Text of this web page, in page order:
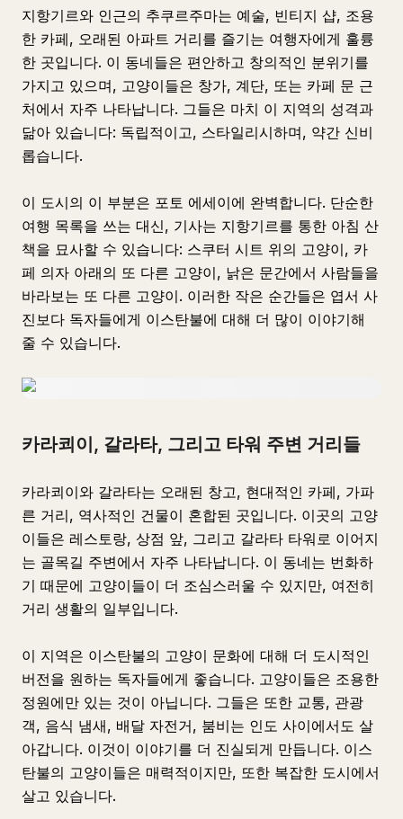
지항기르와 인근의 추쿠르주마는 예술, 빈티지 샵, 조용
한 카페, 오래된 아파트 거리를 즐기는 여행자에게 훌륭
한 곳입니다. 이 동네들은 편안하고 창의적인 분위기를
가지고 있으며, 고양이들은 창가, 계단, 또는 카페 문 근
처에서 자주 나타납니다. 그들은 마치 이 지역의 성격과
닮아 있습니다: 독립적이고, 스타일리시하며, 약간 신비
롭습니다.
이 도시의 이 부분은 포토 에세이에 완벽합니다. 단순한
여행 목록을 쓰는 대신, 기사는 지항기르를 통한 아침 산
책을 묘사할 수 있습니다: 스쿠터 시트 위의 고양이, 카
페 의자 아래의 또 다른 고양이, 낡은 문간에서 사람들을
바라보는 또 다른 고양이. 이러한 작은 순간들은 엽서 사
진보다 독자들에게 이스탄불에 대해 더 많이 이야기해
줄 수 있습니다.
카라쾨이, 갈라타, 그리고 타워 주변 거리들
카라쾨이와 갈라타는 오래된 창고, 현대적인 카페, 가파
른 거리, 역사적인 건물이 혼합된 곳입니다. 이곳의 고양
이들은 레스토랑, 상점 앞, 그리고 갈라타 타워로 이어지
는 골목길 주변에서 자주 나타납니다. 이 동네는 번화하
기 때문에 고양이들이 더 조심스러울 수 있지만, 여전히
거리 생활의 일부입니다.
이 지역은 이스탄불의 고양이 문화에 대해 더 도시적인
버전을 원하는 독자들에게 좋습니다. 고양이들은 조용한
정원에만 있는 것이 아닙니다. 그들은 또한 교통, 관광
객, 음식 냄새, 배달 자전거, 붐비는 인도 사이에서도 살
아갑니다. 이것이 이야기를 더 진실되게 만듭니다. 이스
탄불의 고양이들은 매력적이지만, 또한 복잡한 도시에서
살고 있습니다.